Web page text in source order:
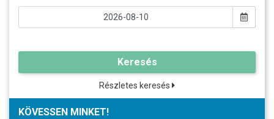
Keresés
Részletes keresés
KÖVESSEN MINKET!